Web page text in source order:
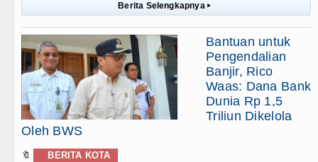
Berita Selengkapnya ▸
Bantuan untuk
Pengendalian
Banjir, Rico
Waas: Dana Bank
Dunia Rp 1,5
Triliun Dikelola
Oleh BWS
🔖 BERITA KOTA